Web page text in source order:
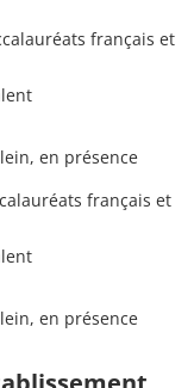
français et
en présence
français et
en présence